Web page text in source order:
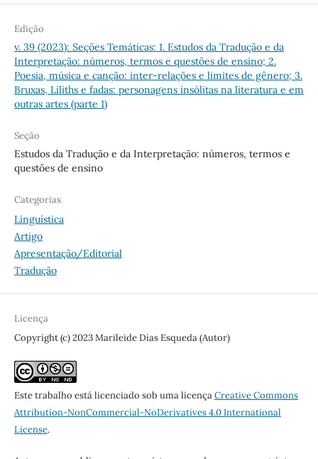
Edição
v. 39 (2023): Seções Temáticas: 1. Estudos da Tradução e da
Interpretação: números, termos e questões de ensino; 2.
Poesia, música e canção: inter-relações e limites de gênero; 3.
Bruxas, Liliths e fadas: personagens insólitas na literatura e em
outras artes (parte 1)
Seção
Estudos da Tradução e da Interpretação: números, termos e
questões de ensino
Categorias
Linguística
Artigo
Apresentação/Editorial
Tradução
Licença
Copyright (c) 2023 Marileide Dias Esqueda (Autor)
Este trabalho está licenciado sob uma licençaCreative Commons
Attribution-NonCommercial-NoDerivatives 4.0 International
License.